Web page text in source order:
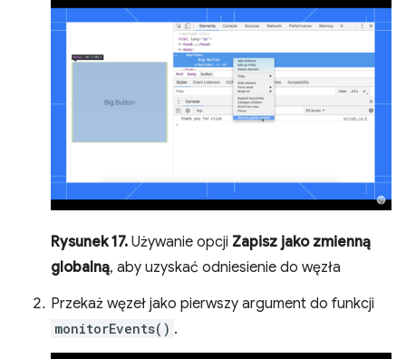
Rysunek 17. Używanie opcji Zapisz jako zmienną
globalną, aby uzyskać odniesienie do węzła
Przekaż węzeł jako pierwszy argument do funkcji
monitorEvents() .